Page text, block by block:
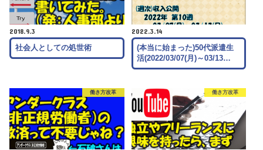
2018.9.3
社会人としての処世術
2022.3.14
(本当に始まった)50代派遣生
活(2022/03/07(月)～03/13…
働き方改革 働き方改革